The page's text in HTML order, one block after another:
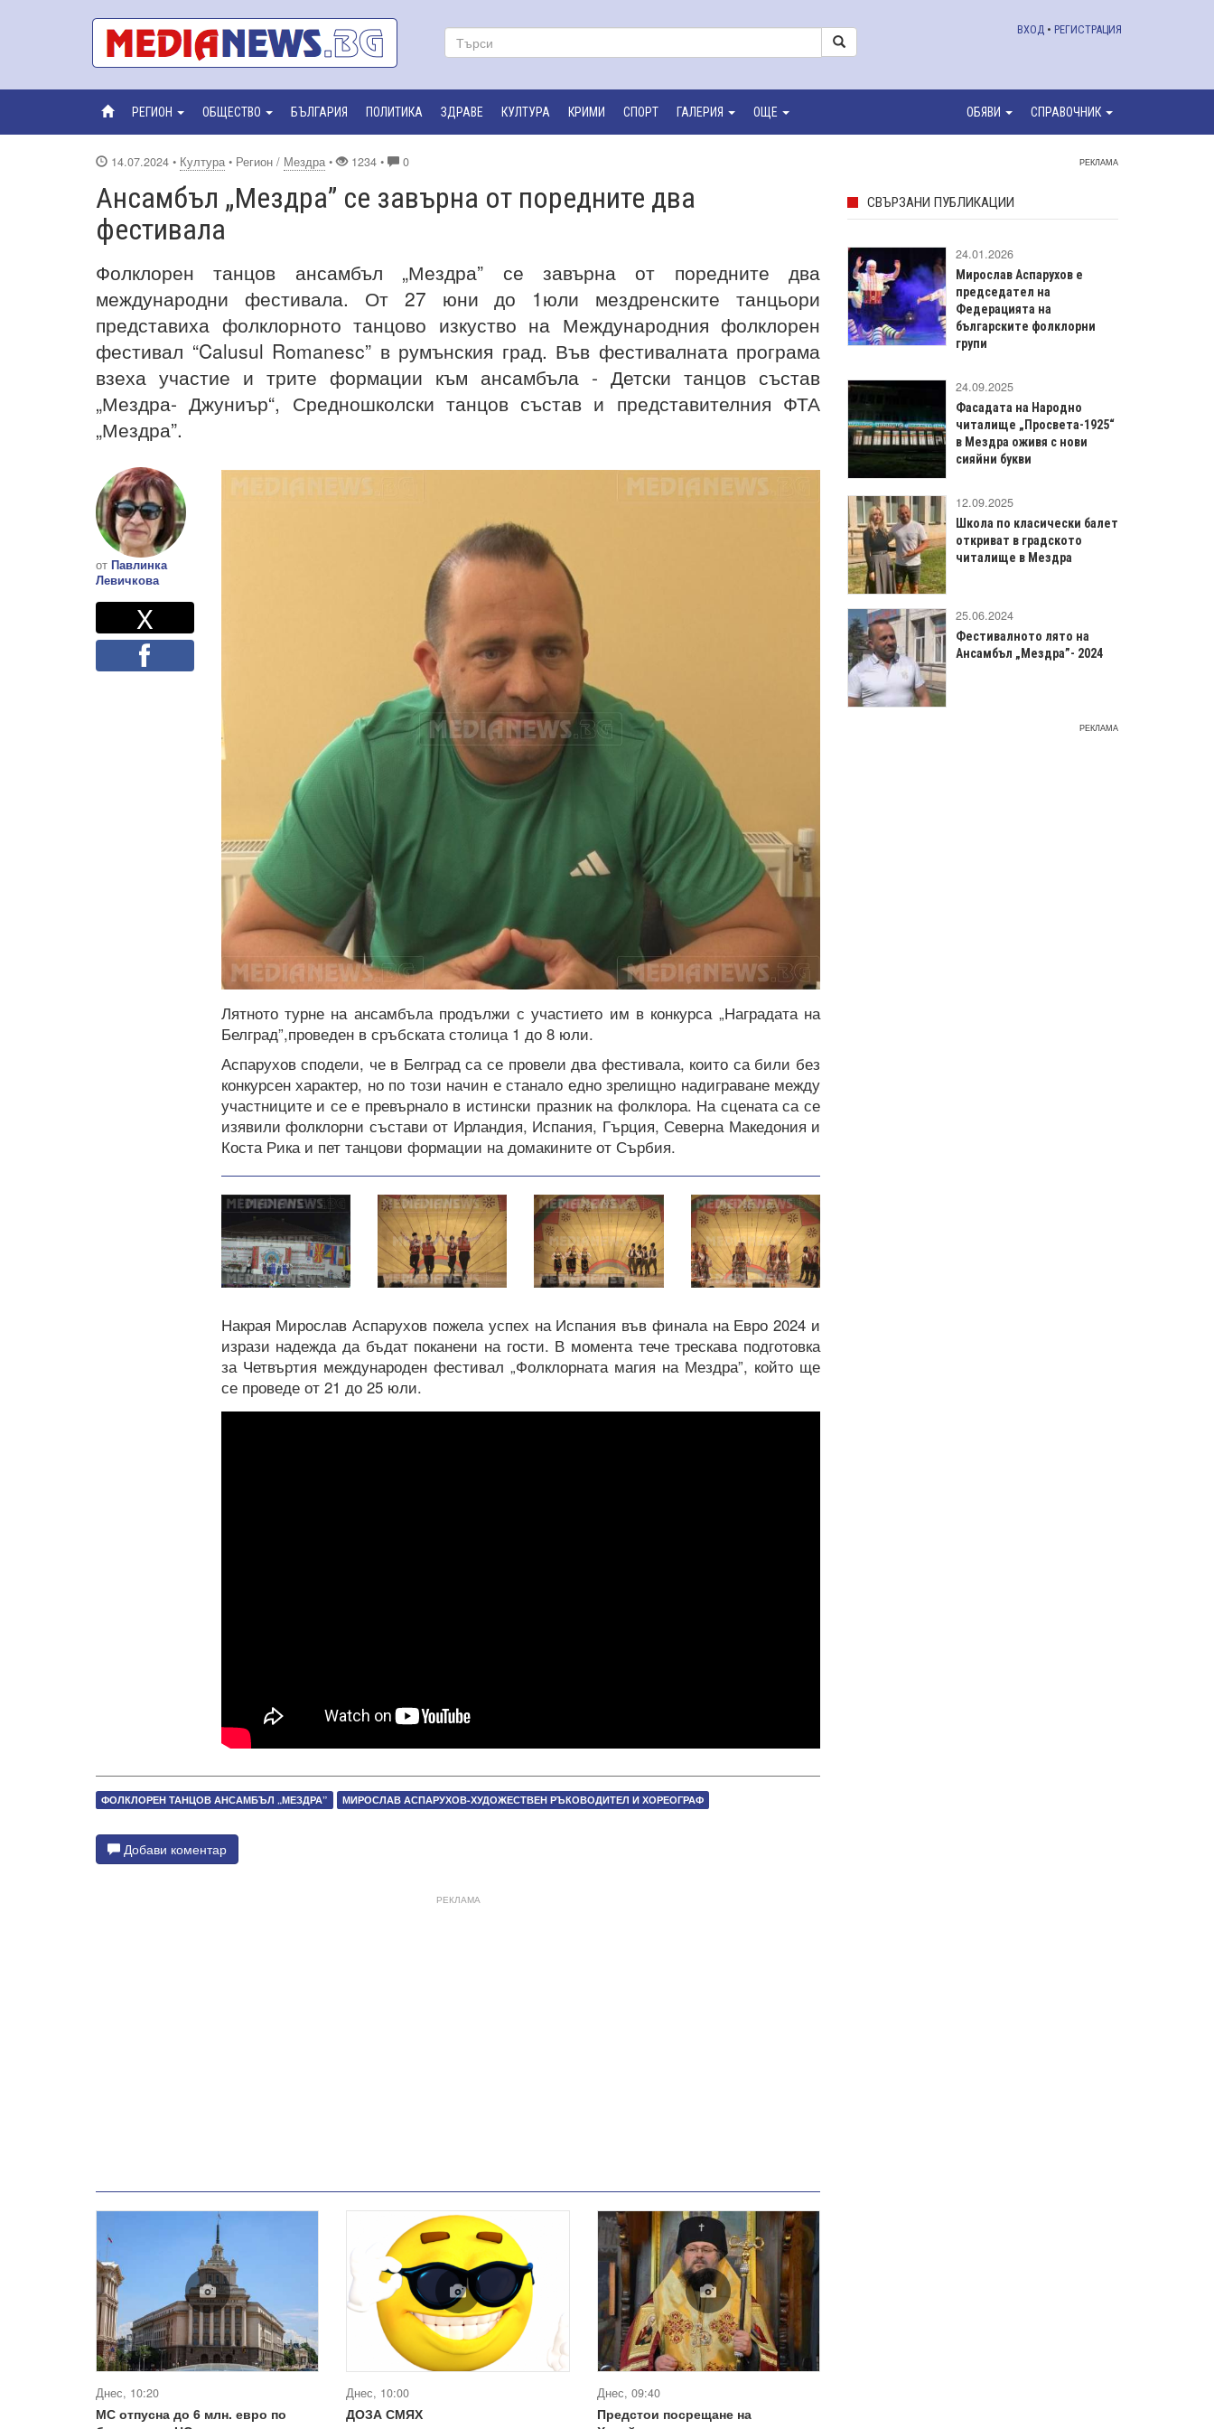
ВХОД • РЕГИСТРАЦИЯ
РЕГИОН ОБЩЕСТВО БЪЛГАРИЯ ПОЛИТИКА ЗДРАВЕ КУЛТУРА КРИМИ СПОРТ ГАЛЕРИЯ ОЩЕ ОБЯВИ СПРАВОЧНИК
14.07.2024 • Култура • Регион / Мездра • 1234 • 0
Ансамбъл „Мездра” се завърна от поредните два
фестивала
Фолклорен танцов ансамбъл „Мездра” се завърна от поредните два
международни фестивала. От 27 юни до 1юли мездренските танцьори
представиха фолклорното танцово изкуство на Международния фолклорен
фестивал “Calusul Romanesc” в румънския град. Във фестивалната програма
взеха участие и трите формации към ансамбъла - Детски танцов състав
„Мездра- Джуниър“, Средношколски танцов състав и представителния ФТА
„Мездра”.
от Павлинка
Левичкова
Споделете
XTwitter
Лятното турне на ансамбъла продължи с участието им в конкурса „Наградата на
Белград”,проведен в сръбската столица 1 до 8 юли.
Аспарухов сподели, че в Белград са се провели два фестивала, които са били без
конкурсен характер, но по този начин е станало едно зрелищно надиграване между
участниците и се е превърнало в истински празник на фолклора. На сцената са се
изявили фолклорни състави от Ирландия, Испания, Гърция, Северна Македония и
Коста Рика и пет танцови формации на домакините от Сърбия.
Накрая Мирослав Аспарухов пожела успех на Испания във финала на Евро 2024 и
изрази надежда да бъдат поканени на гости. В момента тече трескава подготовка
за Четвъртия международен фестивал „Фолклорната магия на Мездра”, който ще
се проведе от 21 до 25 юли.
ФОЛКЛОРЕН ТАНЦОВ АНСАМБЪЛ „МЕЗДРА” МИРОСЛАВ АСПАРУХОВ-ХУДОЖЕСТВЕН РЪКОВОДИТЕЛ И ХОРЕОГРАФ
Добави коментар
РЕКЛАМА
Днес, 10:20
МС отпусна до 6 млн. евро по
Днес, 10:00
ДОЗА СМЯХ
Днес, 09:40
Предстои посрещане на
РЕКЛАМА
СВЪРЗАНИ ПУБЛИКАЦИИ
24.01.2026
Мирослав Аспарухов е
председател на
Федерацията на
българските фолклорни
групи
24.09.2025
Фасадата на Народно
читалище „Просвета-1925“
в Мездра оживя с нови
сияйни букви
12.09.2025
Школа по класически балет
откриват в градското
читалище в Мездра
25.06.2024
Фестивалното лято на
Ансамбъл „Мездра”- 2024
РЕКЛАМА